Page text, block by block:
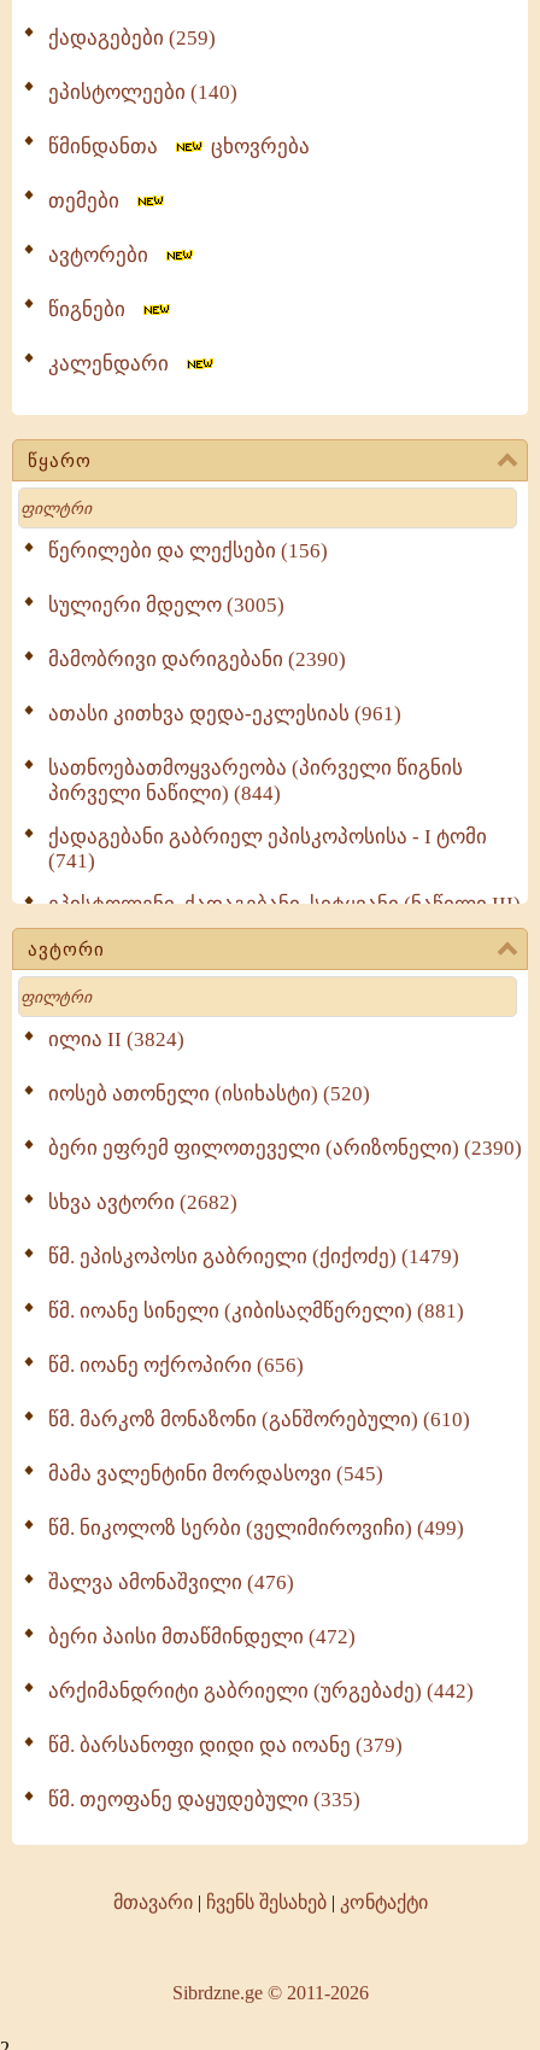
ქადაგებები (259)
ეპისტოლეები (140)
წმინდანთა ცხოვრება
თემები
ავტორები
წიგნები
კალენდარი
წყარო
Search
წერილები და ლექსები (156)
სულიერი მდელო (3005)
მამობრივი დარიგებანი (2390)
ათასი კითხვა დედა-ეკლესიას (961)
სათნოებათმოყვარეობა (პირველი წიგნის
პირველი ნაწილი) (844)
ქადაგებანი გაბრიელ ეპისკოპოსისა - I ტომი
(741)
ეპისტოლენი, ქადაგებანი, სიტყვანი (ნაწილი III)
(723)
მოძღვრის ძალზე სასარგებლო რჩევები
მრევლისათვის (545)
Wisdomge (514)
ქადაგებანი გაბრიელ ეპისკოპოსისა - II ტომი
სულიერი ცხოვრების სახელმძღვანელო -
ნაწილი II (369)
ავტორი
Search
ილია II (3824)
იოსებ ათონელი (ისიხასტი) (520)
ბერი ეფრემ ფილოთეველი (არიზონელი) (2390)
სხვა ავტორი (2682)
წმ. ეპისკოპოსი გაბრიელი (ქიქოძე) (1479)
წმ. იოანე სინელი (კიბისაღმწერელი) (881)
წმ. იოანე ოქროპირი (656)
წმ. მარკოზ მონაზონი (განშორებული) (610)
მამა ვალენტინი მორდასოვი (545)
წმ. ნიკოლოზ სერბი (ველიმიროვიჩი) (499)
შალვა ამონაშვილი (476)
ბერი პაისი მთაწმინდელი (472)
არქიმანდრიტი გაბრიელი (ურგებაძე) (442)
წმ. ბარსანოფი დიდი და იოანე (379)
წმ. თეოფანე დაყუდებული (335)
მთავარი| ჩვენს შესახებ| კონტაქტი
Sibrdzne.ge © 2011-2026